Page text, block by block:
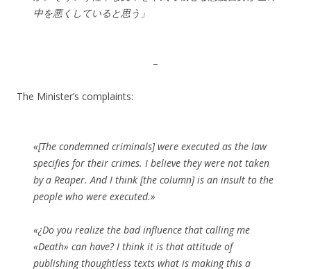
中を悪くしていると思う」
–
The Minister’s complaints:
«[The condemned criminals] were executed as the law
specifies for their crimes. I believe they were not taken
by a Reaper. And I think [the column] is an insult to the
people who were executed.»
«¿Do you realize the bad influence that calling me
«Death» can have? I think it is that attitude of
publishing thoughtless texts what is making this a